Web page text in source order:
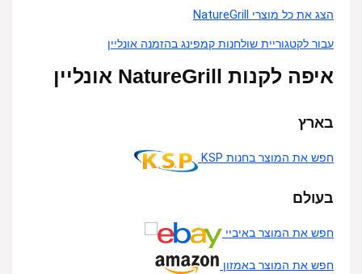
הצג את כל מוצרי NatureGrill
עבור לקטגוריית שולחנות קמפינג בהזמנה אונליין
איפה לקנות NatureGrill אונליין
בארץ
חפש את המוצר בחנות KSP
בעולם
חפש את המוצר באיביי
חפש את המוצר באמזון